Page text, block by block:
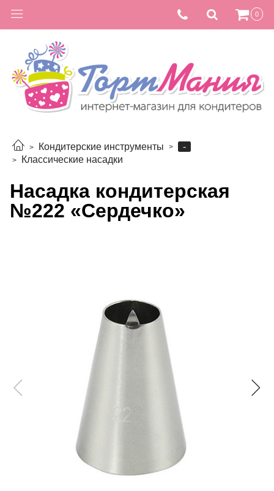
0
Кондитерские инструменты
-
Классические насадки
Насадка кондитерская
№222 «Сердечко»